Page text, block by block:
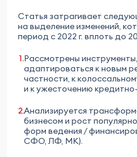
Статья затрагивает
на выделение изменений,
период с 2022 г. вплоть до
Рассмотрены
адаптироваться к новым
частности, к
и к ужесточению
Анализируется
бизнесом и рост
форм ведения /
СФО, ЛФ, МК).